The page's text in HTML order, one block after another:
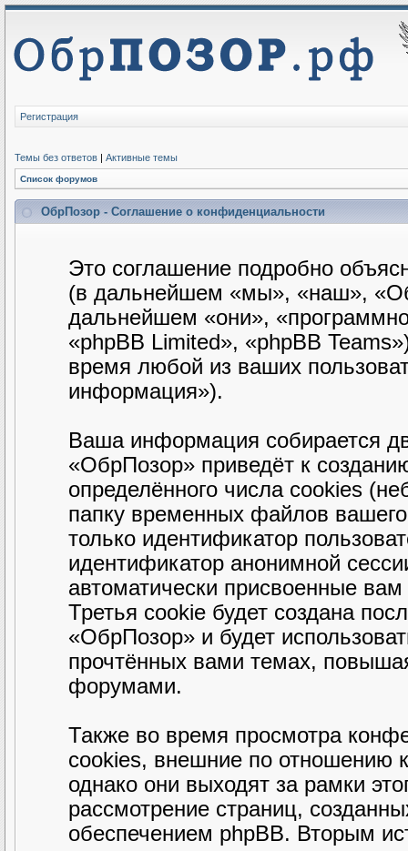
Регистрация
Темы без ответов | Активные темы
Список форумов
ОбрПозор - Соглашение о конфиденциальности
Это соглашение подробно
(в дальнейшем «мы», «наш»,
дальнейшем «они»,
«phpBB Limited», «phpBB
время любой из ваших
информация»).
Ваша информация собирается
«ОбрПозор» приведёт к
определённого числа cookies
папку временных файлов
только идентификатор
идентификатор анонимной
автоматически присвоенные
Третья cookie будет создана
«ОбрПозор» и будет
прочтённых вами темах,
форумами.
Также во время просмотра
cookies, внешние по отношению
однако они выходят за рамки
рассмотрение страниц,
обеспечением phpBB. Вторым